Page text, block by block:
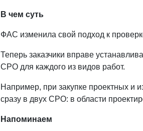
В чем суть
ФАС изменила свой подход к
Теперь заказчики вправе
СРО для каждого из видов работ.
Например, при закупке проектных и
сразу в двух СРО: в области
Напоминаем